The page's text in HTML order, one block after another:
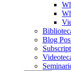
Blog